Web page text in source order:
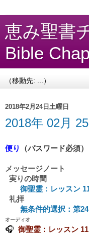
恵み聖書
Bible
2018年2月24日土曜日
2018年 02月 25
便り （パスワード必須）
メッセージノート
実りの時間
御聖霊：レッスン
礼拝
無条件的選択：第
オーディオ
🎧 御聖霊：レッスン